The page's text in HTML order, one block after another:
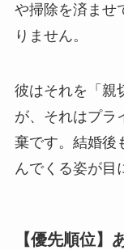
や掃除を済ませ
りません。
彼はそれを「親
が、それはプラ
棄です。結婚後
んでくる姿が目
【優先順位】